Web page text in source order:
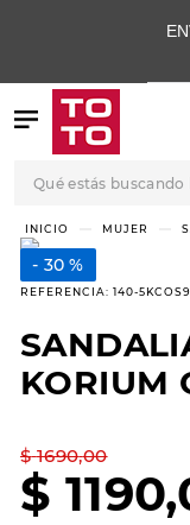
MUJER
30 %
REFERENCIA: 140-
KORIUM
$ 1690,00
$ 1190,